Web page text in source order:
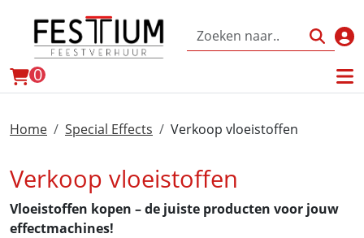
winkelwagen
0
Home Special Effects Verkoop vloeistoffen
Verkoop vloeistoffen
Vloeistoffen kopen – de juiste producten voor jouw
effectmachines!